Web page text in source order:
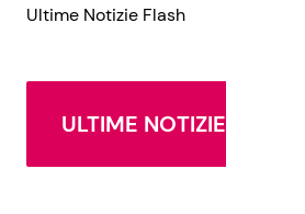
Ultime Notizie Flash
ULTIME NOTIZIE